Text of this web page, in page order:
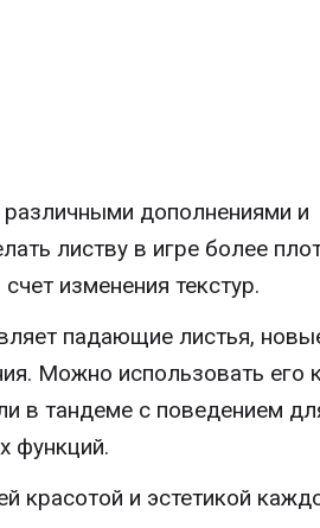
дополнениями и
листву в игре более
изменения текстур.
падающие листья,
Можно использовать его
в тандеме с поведением
функций.
красотой и эстетикой